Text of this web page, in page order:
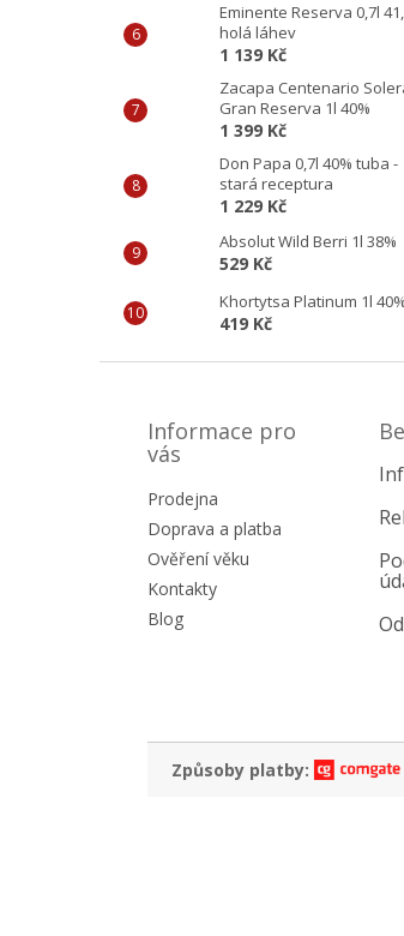
Eminente Reserva 0,7l
holá láhev
1 139 Kč
Zacapa Centenario
Gran Reserva 1l 40%
1 399 Kč
Don Papa 0,7l 40% tuba -
stará receptura
1 229 Kč
Absolut Wild Berri 1l 38%
529 Kč
Khortytsa Platinum 1l 40%
419 Kč
Informace pro
vás
Prodejna
Doprava a platba
Ověření věku
Kontakty
Blog
Způsoby platby: